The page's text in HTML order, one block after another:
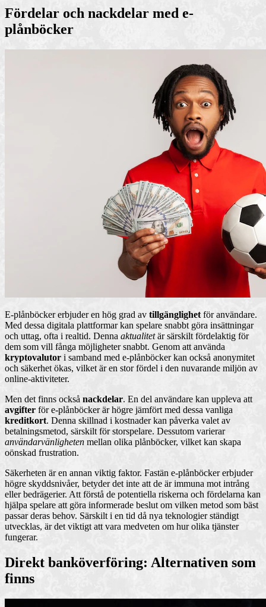
Fördelar och nackdelar med e-
plånböcker
E-plånböcker erbjuder en hög grad av tillgänglighet för användare.
Med dessa digitala plattformar kan spelare snabbt göra insättningar
och uttag, ofta i realtid. Denna aktualitetär särskilt fördelaktig för
dem som vill fånga möjligheter snabbt. Genom att använda
kryptovalutor i samband med e-plånböcker kan också anonymitet
och säkerhet ökas, vilket är en stor fördel i den nuvarande miljön av
online-aktiviteter.
Men det finns också nackdelar. En del användare kan uppleva att
avgifter för e-plånböcker är högre jämfört med dessa vanliga
kreditkort. Denna skillnad i kostnader kan påverka valet av
betalningsmetod, särskilt för storspelare. Dessutom varierar
användarvänligheten mellan olika plånböcker, vilket kan skapa
oönskad frustration.
Säkerheten är en annan viktig faktor. Fastän e-plånböcker erbjuder
högre skyddsnivåer, betyder det inte att de är immuna mot intrång
eller bedrägerier. Att förstå de potentiella riskerna och fördelarna kan
hjälpa spelare att göra informerade beslut om vilken metod som bäst
passar deras behov. Särskilt i en tid då nya teknologier ständigt
utvecklas, är det viktigt att vara medveten om hur olika tjänster
fungerar.
Direkt banköverföring: Alternativen som
finns